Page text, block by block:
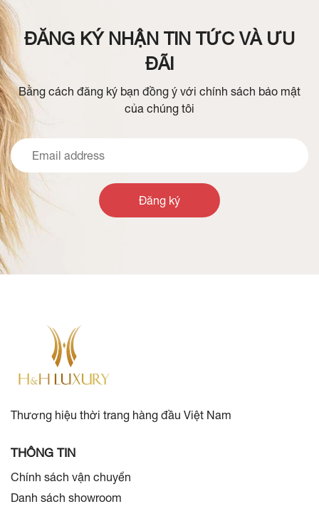
ĐĂNG KÝ NHẬN TIN TỨC VÀ ƯU
ĐÃI
Bằng cách đăng ký bạn đồng ý với chính sách bảo mật
của chúng tôi
Đăng ký
Thương hiệu thời trang hàng đầu Việt Nam
THÔNG TIN
Chính sách vận chuyển
Danh sách showroom